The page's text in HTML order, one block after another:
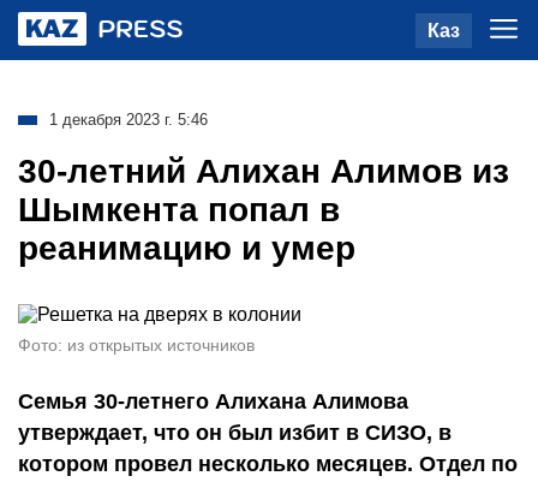
Каз
1 декабря 2023 г. 5:46
30-летний Алихан Алимов из
Шымкента попал в
реанимацию и умер
Фото: из открытых источников
Семья 30-летнего Алихана Алимова
утверждает, что он был избит в СИЗО, в
котором провел несколько месяцев. Отдел по